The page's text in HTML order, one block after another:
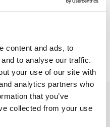
content and ads, to
to analyse our traffic.
your use of our site with
analytics partners who
that you’ve
collected from your use